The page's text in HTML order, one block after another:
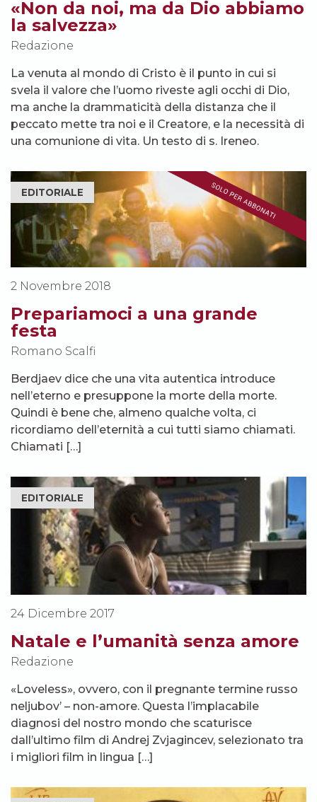
«Non da noi, ma da Dio abbiamo
la salvezza»
Redazione
La venuta al mondo di Cristo è il punto in cui si
svela il valore che l’uomo riveste agli occhi di Dio,
ma anche la drammaticità della distanza che il
peccato mette tra noi e il Creatore, e la necessità di
una comunione di vita. Un testo di s. Ireneo.
EDITORIALE
2 Novembre 2018
Prepariamoci a una grande
festa
Romano Scalfi
Berdjaev dice che una vita autentica introduce
nell’eterno e presuppone la morte della morte.
Quindi è bene che, almeno qualche volta, ci
ricordiamo dell’eternità a cui tutti siamo chiamati.
Chiamati […]
EDITORIALE
24 Dicembre 2017
Natale e l’umanità senza amore
Redazione
«Loveless», ovvero, con il pregnante termine russo
neljubov’ – non-amore. Questa l’implacabile
diagnosi del nostro mondo che scaturisce
dall’ultimo film di Andrej Zvjagincev, selezionato tra
i migliori film in lingua […]